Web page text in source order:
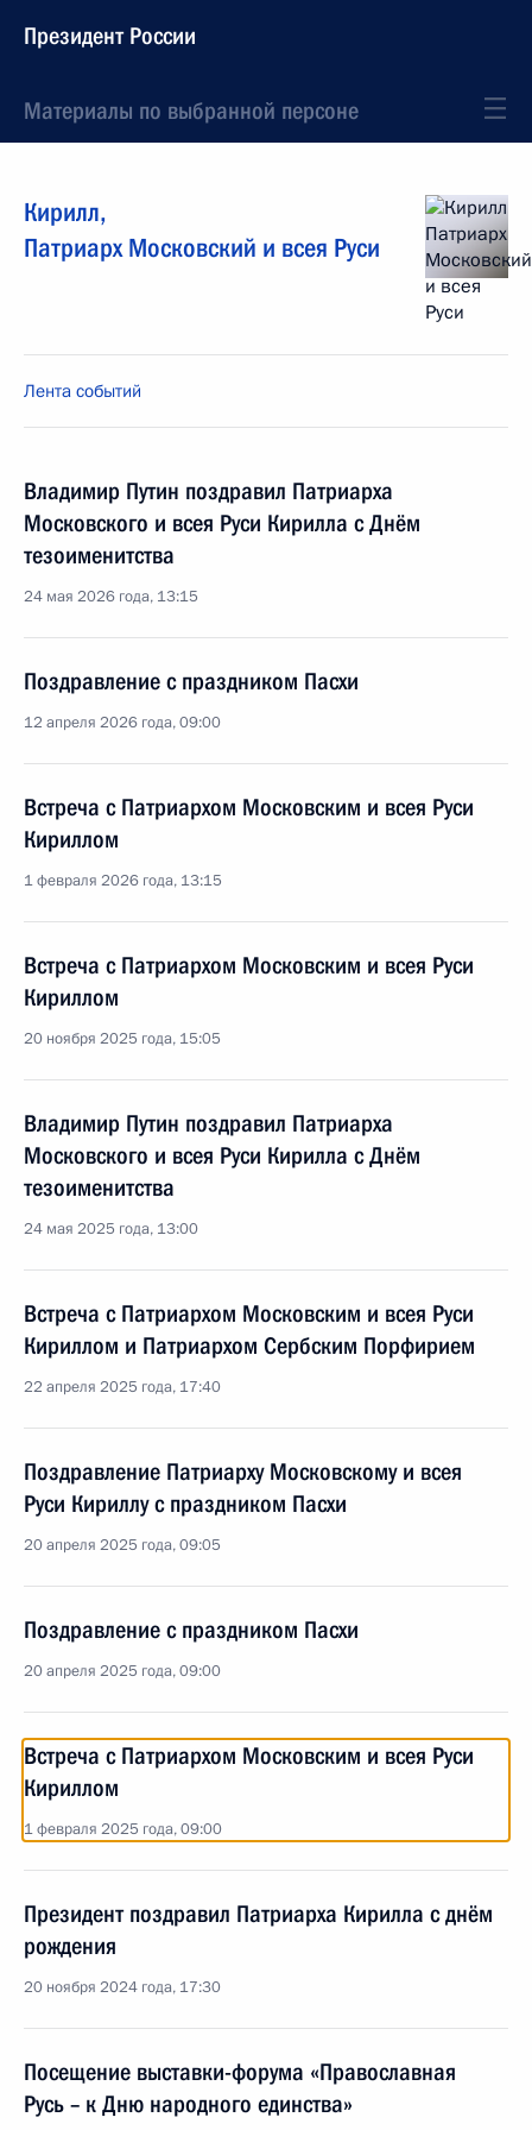
Президент России
Материалы по выбранной персоне
Кирилл,
Патриарх Московский и всея Руси
Лента событий
Владимир Путин поздравил Патриарха
Московского и всея Руси Кирилла с Днём
тезоименитства
24 мая 2026 года, 13:15
Поздравление с праздником Пасхи
12 апреля 2026 года, 09:00
Встреча с Патриархом Московским и всея Руси
Кириллом
1 февраля 2026 года, 13:15
Встреча с Патриархом Московским и всея Руси
Кириллом
20 ноября 2025 года, 15:05
Владимир Путин поздравил Патриарха
Московского и всея Руси Кирилла с Днём
тезоименитства
24 мая 2025 года, 13:00
Встреча с Патриархом Московским и всея Руси
Кириллом и Патриархом Сербским Порфирием
22 апреля 2025 года, 17:40
Поздравление Патриарху Московскому и всея
Руси Кириллу с праздником Пасхи
20 апреля 2025 года, 09:05
Поздравление с праздником Пасхи
20 апреля 2025 года, 09:00
Встреча с Патриархом Московским и всея Руси
Кириллом
1 февраля 2025 года, 09:00
Президент поздравил Патриарха Кирилла с днём
рождения
20 ноября 2024 года, 17:30
Посещение выставки-форума «Православная
Русь – к Дню народного единства»